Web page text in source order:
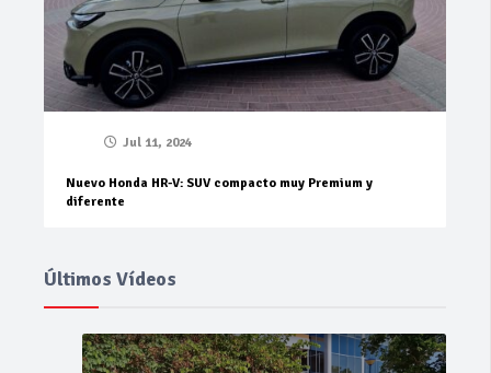
Jul 11, 2024
Nuevo Honda HR-V: SUV compacto muy Premium y
diferente
Últimos Vídeos